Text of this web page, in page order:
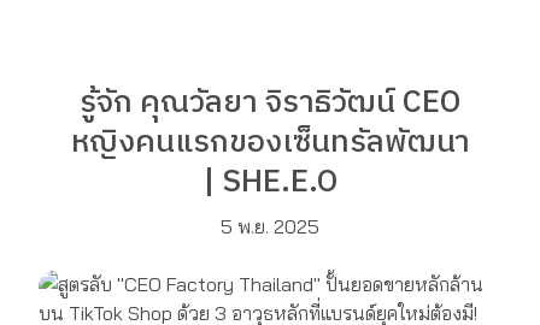
รู้จัก คุณวัลยา จิราธิวัฒน์ CEO
หญิงคนแรกของเซ็นทรัลพัฒนา
| SHE.E.O
5 พ.ย. 2025